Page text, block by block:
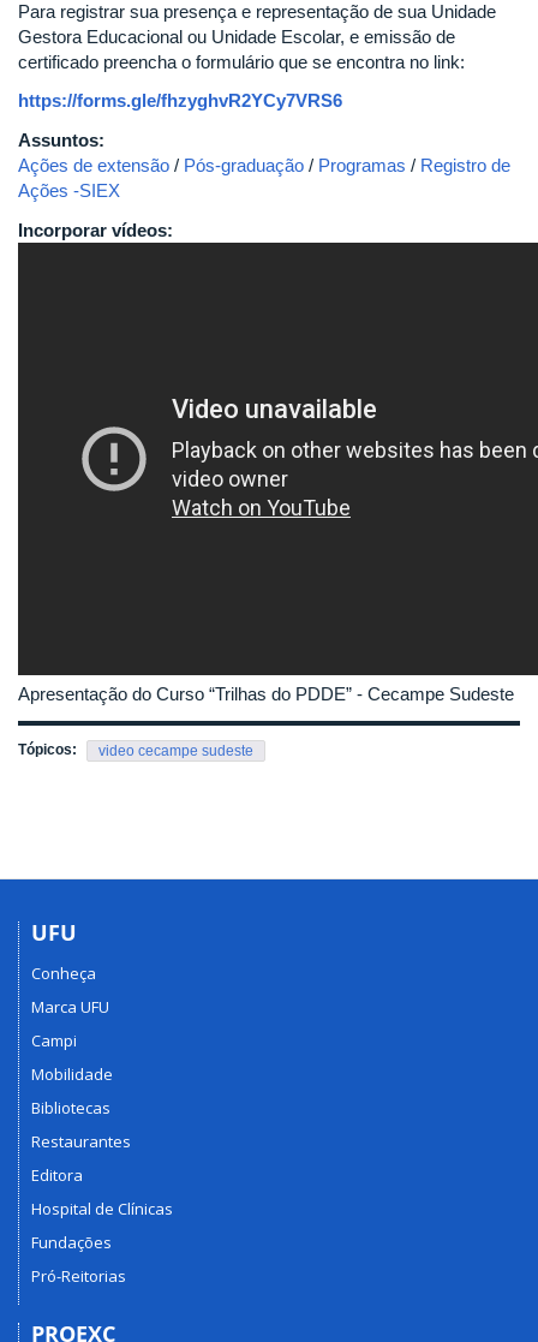
Para registrar sua presença e representação de sua Unidade
Gestora Educacional ou Unidade Escolar, e emissão de
certificado preencha o formulário que se encontra no link:
https://forms.gle/fhzyghvR2YCy7VRS6
Assuntos:
Ações de extensão / Pós-graduação / Programas / Registro de
Ações -SIEX
Incorporar vídeos:
Apresentação do Curso “Trilhas do PDDE” - Cecampe Sudeste
Tópicos: video cecampe sudeste
UFU
Conheça
Marca UFU
Campi
Mobilidade
Bibliotecas
Restaurantes
Editora
Hospital de Clínicas
Fundações
Pró-Reitorias
PROEXC